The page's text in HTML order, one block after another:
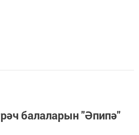
балаларын "Әпипә"